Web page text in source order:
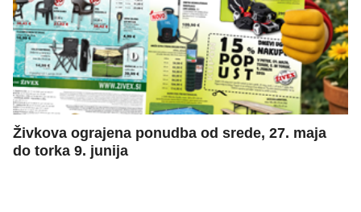
Živkova ograjena ponudba od srede, 27. maja
do torka 9. junija